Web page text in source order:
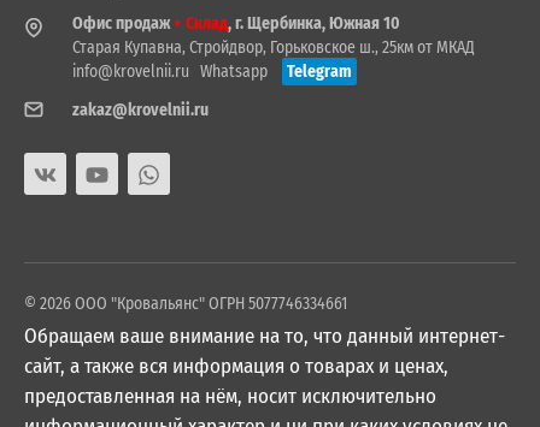
Офис продаж+ Склад, г. Щербинка, Южная 10
Старая Купавна, Стройдвор, Горьковское ш., 25км от МКАД
info@krovelnii.ru Whatsapp
Telegram
zakaz@krovelnii.ru
© 2026 ООО "Кровальянс" ОГРН 5077746334661
Обращаем ваше внимание на то, что данный интернет-
сайт, а также вся информация о товарах и ценах,
предоставленная на нём, носит исключительно